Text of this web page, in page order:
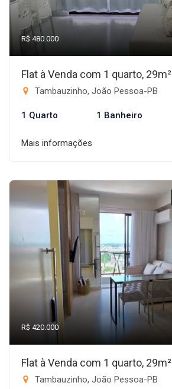
R$ 480.000
Flat à Venda com 1 quarto, 29m²
Tambauzinho, João Pessoa-PB
1 Quarto 1 Banheiro
Mais informações
R$ 420.000
Flat à Venda com 1 quarto, 29m²
Tambauzinho, João Pessoa-PB